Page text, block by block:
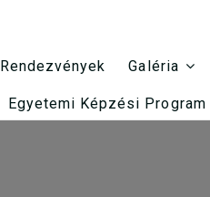
Rendezvények Galéria
Egyetemi Képzési Program